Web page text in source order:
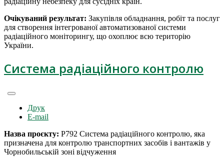
Очікуваний результат: Закупівля обладнання, робіт та послуг
для створення інтегрованої автоматизованої системи
радіаційного моніторингу, що охоплює всю територію
України.
Система радіаційного контролю
Друк
E-mail
Назва проєкту: Р792 Система радіаційного контролю, яка
призначена для контролю транспортних засобів і вантажів у
Чорнобильській зоні відчуження